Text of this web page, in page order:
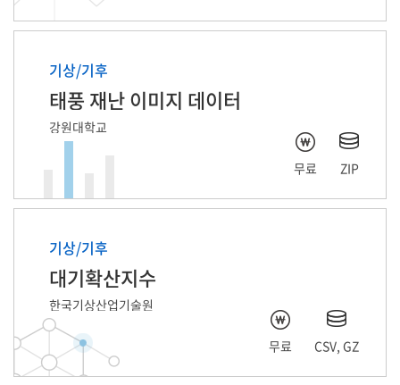
기상/기후
태풍 재난 이미지 데이터
강원대학교
무료 ZIP
기상/기후
대기확산지수
한국기상산업기술원
무료 CSV, GZ